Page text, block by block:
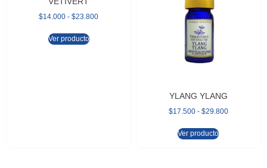
$14.000 - $23.800
Ver producto
YLANG YLANG
$17.500 - $29.800
Ver producto